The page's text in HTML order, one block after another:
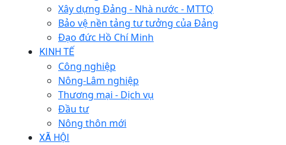
Xây dựng Đảng - Nhà nước - MTTQ
Bảo vệ nền tảng tư tưởng của Đảng
Đạo đức Hồ Chí Minh
KINH TẾ
Công nghiệp
Nông-Lâm nghiệp
Thương mại - Dịch vụ
Đầu tư
Nông thôn mới
XÃ HỘI